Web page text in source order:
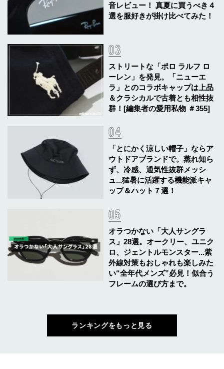
音レビュー！ 真夏に買うべき４
選を服好きが掛け比べてみた！
ストリートな「ポロ ラルフ ロ
ーレン」を発見。「ニューエ
ラ」とのコラボキャップは上品
＆クラシカルで古着とも相性抜
群！[編集者の愛用私物 ＃355]
「とにかく涼しい帽子」ならア
ウトドアブランドで。蒸れ知ら
ず、冷感、通気性抜群メッシ
ュ...猛暑に活躍する機能派キャ
ップ＆ハット７選！
オラつかない「大人サングラ
ス」28選。オークリー、ユニク
ロ、ジェントルモンスター...紫
外線対策もおしゃれも楽しみた
い“全年代メンズ”必見！似合う
フレームの選び方まで。
ランキングをもっと見る